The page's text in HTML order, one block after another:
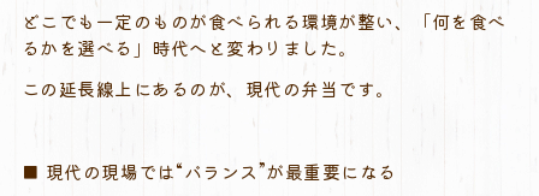
どこでも一定のものが食べられる環境が整い、「何を食べ
るかを選べる」時代へと変わりました。
この延長線上にあるのが、現代の弁当です。
■ 現代の現場では“バランス”が最重要になる